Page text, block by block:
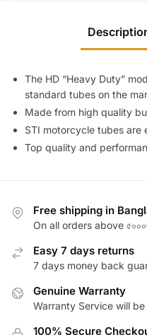
The HD “Heavy Duty”
standard tubes on the
Made from high quality
STI motorcycle tubes are
Top quality and
Free shipping in
On all orders above
Easy 7 days returns
7 days money back
Genuine Warranty
Warranty Service will
100% Secure